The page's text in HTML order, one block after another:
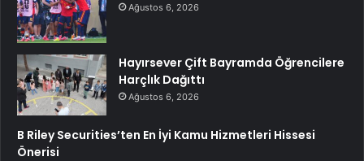
Ağustos 6, 2026
Hayırsever Çift Bayramda Öğrencilere
Harçlık Dağıttı
Ağustos 6, 2026
B Riley Securities’ten En İyi Kamu Hizmetleri Hissesi
Önerisi